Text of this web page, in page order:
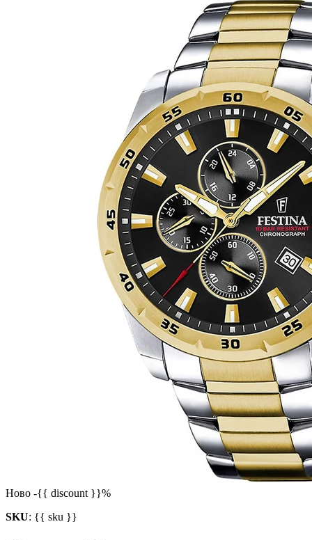
Ново -{{ discount }}%
SKU: {{ sku }}